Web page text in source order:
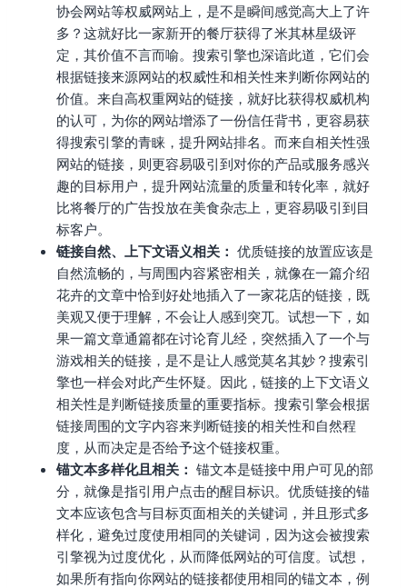
协会网站等权威网站上，是不是瞬间感觉高大上了许
多？这就好比一家新开的餐厅获得了米其林星级评
定，其价值不言而喻。搜索引擎也深谙此道，它们会
根据链接来源网站的权威性和相关性来判断你网站的
价值。来自高权重网站的链接，就好比获得权威机构
的认可，为你的网站增添了一份信任背书，更容易获
得搜索引擎的青睐，提升网站排名。而来自相关性强
网站的链接，则更容易吸引到对你的产品或服务感兴
趣的目标用户，提升网站流量的质量和转化率，就好
比将餐厅的广告投放在美食杂志上，更容易吸引到目
标客户。
链接自然、上下文语义相关： 优质链接的放置应该是
自然流畅的，与周围内容紧密相关，就像在一篇介绍
花卉的文章中恰到好处地插入了一家花店的链接，既
美观又便于理解，不会让人感到突兀。试想一下，如
果一篇文章通篇都在讨论育儿经，突然插入了一个与
游戏相关的链接，是不是让人感觉莫名其妙？搜索引
擎也一样会对此产生怀疑。因此，链接的上下文语义
相关性是判断链接质量的重要指标。搜索引擎会根据
链接周围的文字内容来判断链接的相关性和自然程
度，从而决定是否给予这个链接权重。
锚文本多样化且相关： 锚文本是链接中用户可见的部
分，就像是指引用户点击的醒目标识。优质链接的锚
文本应该包含与目标页面相关的关键词，并且形式多
样化，避免过度使用相同的关键词，因为这会被搜索
引擎视为过度优化，从而降低网站的可信度。试想，
如果所有指向你网站的链接都使用相同的锚文本，例